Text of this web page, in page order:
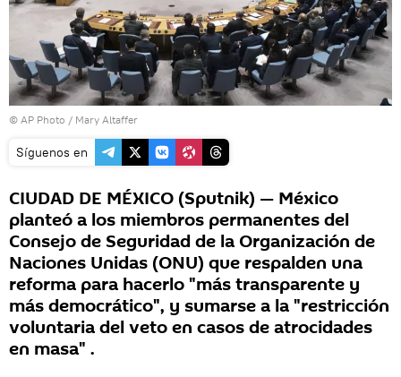
© AP Photo / Mary Altaffer
Síguenos en
CIUDAD DE MÉXICO (Sputnik) — México
planteó a los miembros permanentes del
Consejo de Seguridad de la Organización de
Naciones Unidas (ONU) que respalden una
reforma para hacerlo "más transparente y
más democrático", y sumarse a la "restricción
voluntaria del veto en casos de atrocidades
en masa" .